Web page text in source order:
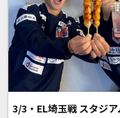
3/3・EL埼玉戦 スタジ